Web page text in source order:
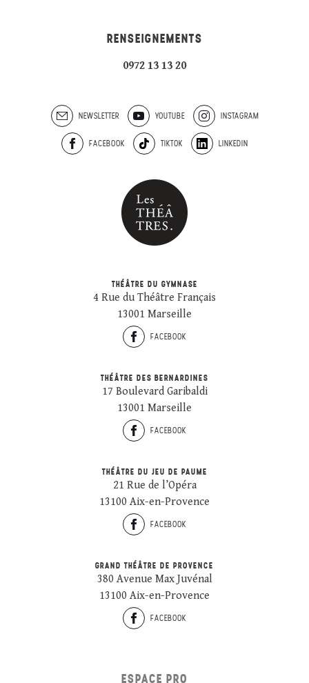
RENSEIGNEMENTS
0972 13 13 20
NEWSLETTER YOUTUBE INSTAGRAM
FACEBOOK TIKTOK LINKEDIN
THÉÂTRE DU GYMNASE
4 Rue du Théâtre Français
13001 Marseille
FACEBOOK
THÉÂTRE DES BERNARDINES
17 Boulevard Garibaldi
13001 Marseille
FACEBOOK
THÉÂTRE DU JEU DE PAUME
21 Rue de l’Opéra
13100 Aix-en-Provence
FACEBOOK
GRAND THÉÂTRE DE PROVENCE
380 Avenue Max Juvénal
13100 Aix-en-Provence
FACEBOOK
ESPACE PRO